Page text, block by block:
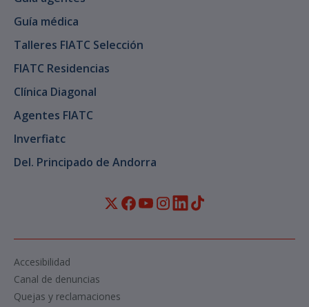
Guía médica
Talleres FIATC Selección
FIATC Residencias
Clínica Diagonal
Agentes FIATC
Inverfiatc
Del. Principado de Andorra
Quejas y reclamaciones
Canal de denuncias
Accesibilidad